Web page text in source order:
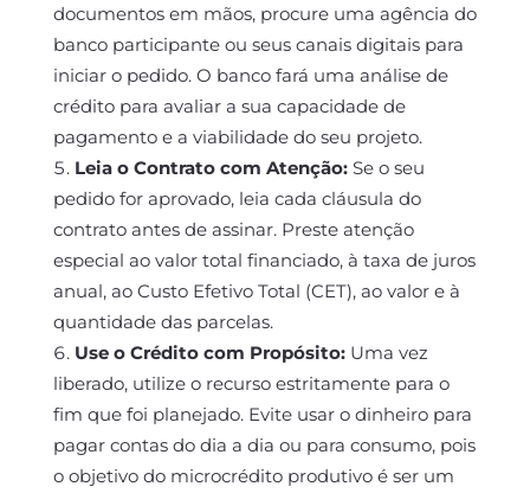
documentos em mãos, procure uma agência do
banco participante ou seus canais digitais para
iniciar o pedido. O banco fará uma análise de
crédito para avaliar a sua capacidade de
pagamento e a viabilidade do seu projeto.
Leia o Contrato com Atenção:Se o seu
pedido for aprovado, leia cada cláusula do
contrato antes de assinar. Preste atenção
especial ao valor total financiado, à taxa de juros
anual, ao Custo Efetivo Total (CET), ao valor e à
quantidade das parcelas.
Use o Crédito com Propósito:Uma vez
liberado, utilize o recurso estritamente para o
fim que foi planejado. Evite usar o dinheiro para
pagar contas do dia a dia ou para consumo, pois
o objetivo do microcrédito produtivo é ser um